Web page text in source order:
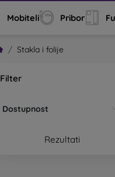
Mobiteli Pribor
Stakla i folije
Filter
Dostupnost
Rezultati